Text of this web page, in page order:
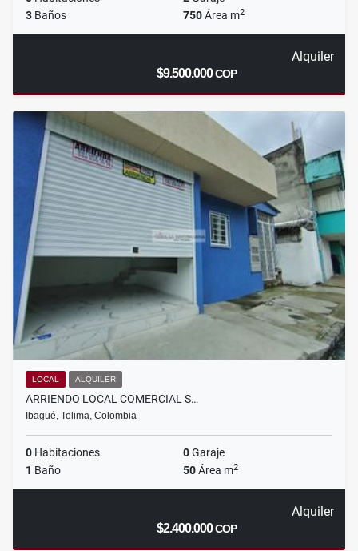
3 Baños 750Área m2
Alquiler
$9.500.000COP
LOCAL ALQUILER
ARRIENDO LOCAL COMERCIAL S…
Ibagué, Tolima, Colombia
0 Habitaciones 0Garaje
1 Baño 50Área m2
Alquiler
$2.400.000COP